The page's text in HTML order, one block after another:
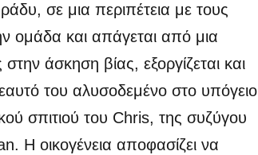
σε μια περιπέτεια με τους
ομάδα και απάγεται από μια
άσκηση βίας, εξοργίζεται και
εαυτό του αλυσοδεμένο στο υπόγειο
σπιτιού του Chris, της συζύγου
Η οικογένεια αποφασίζει να